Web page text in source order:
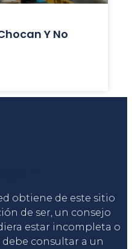
Y No
obtiene de este sitio
de ser, un consejo
estar incompleta o
debe consultar a un